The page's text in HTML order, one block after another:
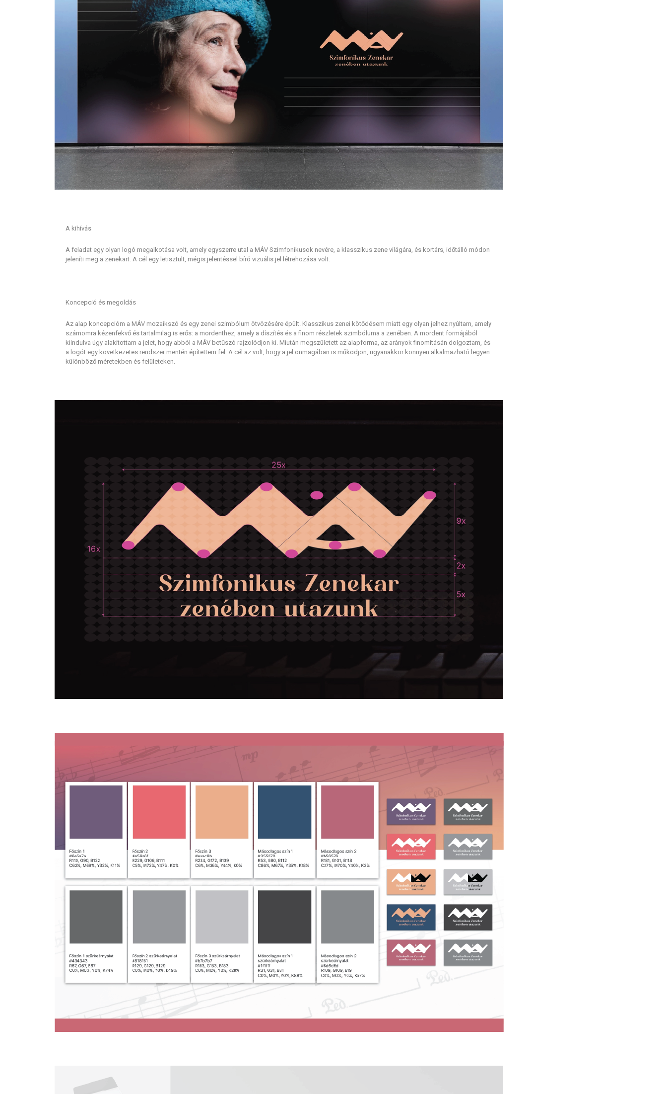
A kihívás
A feladat egy olyan logó megalkotása volt, amely egyszerre utal a MÁV Szimfonikusok nevére, a klasszikus zene világára, és kortárs, időtálló módon
jeleníti meg a zenekart. A cél egy letisztult, mégis jelentéssel bíró vizuális jel létrehozása volt.
Koncepció és megoldás
Az alap koncepcióm a MÁV mozaikszó és egy zenei szimbólum ötvözésére épült. Klasszikus zenei kötődésem miatt egy olyan jelhez nyúltam, amely
számomra kézenfekvő és tartalmilag is erős: a mordenthez, amely a díszítés és a finom részletek szimbóluma a zenében. A mordent formájából
kiindulva úgy alakítottam a jelet, hogy abból a MÁV betűszó rajzolódjon ki. Miután megszületett az alapforma, az arányok finomításán dolgoztam, és
a logót egy következetes rendszer mentén építettem fel. A cél az volt, hogy a jel önmagában is működjön, ugyanakkor könnyen alkalmazható legyen
különböző méretekben és felületeken.